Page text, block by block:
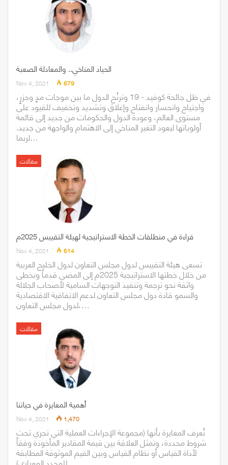
الحياد المناخي.. والمعادلة الصعبة
Nov 4, 2021 679
في ظل جائحة كوفيد - 19 وترنُح الدول ما بين موجات مدٍ وجزرٍ،
واجتياح وانحسار وانفتاح وإغلاق وتشديد وتخفيف للقيود على
مستوى العالم، وعودة الدول والحكومات من جديد إلى قائمة
أولوياتها ليعود التغير المناخي إلى الاهتمام والواجهة من جديد.
لربما…
مقالات
قراءة في منطلقات الخطة الاستراتيجية لهيئة التقييس 2025م
Nov 4, 2021 614
تسعى هيئة التقييس لدول مجلس التعاون لدول الخليج العربية
من خلال خطتها الاستراتيجية 2025م إلى المضي قدماً وبخطى
واثقة نحو ترجمة وتنفيذ التوجهات السامية لأصحاب الجلالة
والسمو قادة دول مجلس التعاون لدعم الاتفاقية الاقتصادية
لدول مجلس التعاون،…
مقالات
أهمية المعايرة في حياتنا
Nov 4, 2021 1,470
تُعرف المعايرة بأنها (مجموعة الإجراءات العملية التي تجري تحت
شروط محددة، وتمثل العلاقة بين قيمة المقادير المأخوذة وفقاً
لأداة القياس أو نظام القياس وبين القيم الموثوقة المطابقة